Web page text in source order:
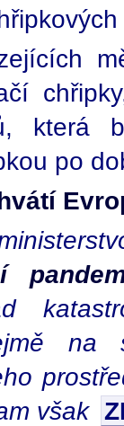
která
po
na
však